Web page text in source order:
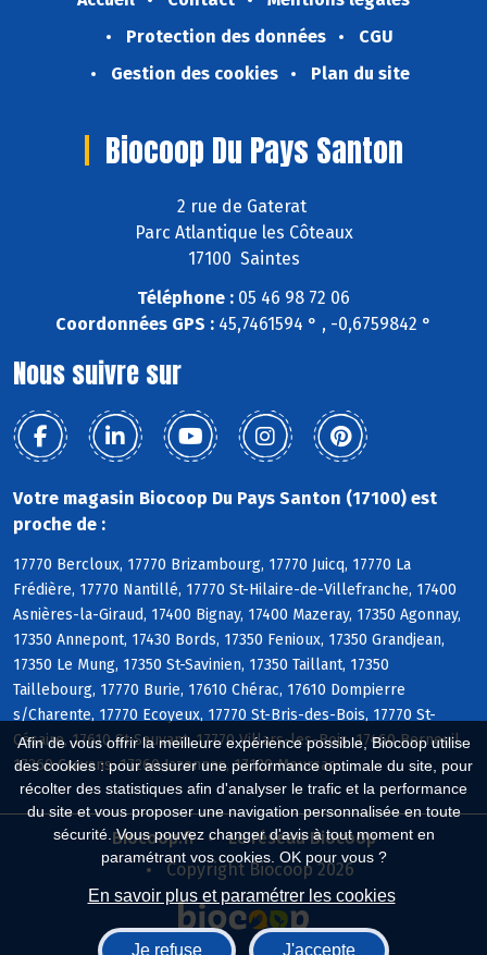
Afin de vous offrir la meilleure expérience possible, Biocoop utilise
des cookies : pour assurer une performance optimale du site, pour
récolter des statistiques afin d'analyser le trafic et la performance
du site et vous proposer une navigation personnalisée en toute
sécurité. Vous pouvez changer d'avis à tout moment en
paramétrant vos cookies. OK pour vous ?
En savoir plus et paramétrer les cookies
Je refuse J'accepte
Protection des données
CGU
Gestion des cookies
Plan du site
Biocoop Du Pays Santon
2 rue de Gaterat
Parc Atlantique les Côteaux
17100 Saintes
Téléphone : 05 46 98 72 06
Coordonnées GPS : 45,7461594 ° , -0,6759842 °
Nous suivre sur
Votre magasin Biocoop Du Pays Santon (17100) est
proche de :
17770 Bercloux, 17770 Brizambourg, 17770 Juicq, 17770 La
Frédière, 17770 Nantillé, 17770 St-Hilaire-de-Villefranche, 17400
Asnières-la-Giraud, 17400 Bignay, 17400 Mazeray, 17350 Agonnay,
17350 Annepont, 17430 Bords, 17350 Fenioux, 17350 Grandjean,
17350 Le Mung, 17350 St-Savinien, 17350 Taillant, 17350
Taillebourg, 17770 Burie, 17610 Chérac, 17610 Dompierre
s/Charente, 17770 Ecoyeux, 17770 St-Bris-des-Bois, 17770 St-
Césaire, 17610 St-Sauvant, 17770 Villars-les-Bois, 17460 Berneuil,
17260 Cravans, 17260 Jazennes, 17120 Meursac
Biocoop.fr
Le réseau Biocoop
Copyright Biocoop 2026